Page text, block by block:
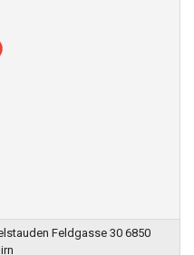
Feldgasse 30 6850